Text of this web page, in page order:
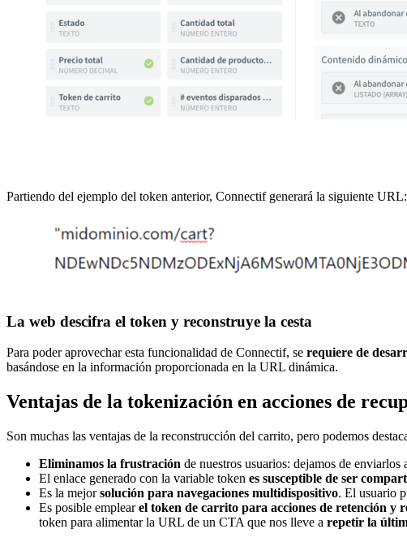
Partiendo del ejemplo del token anterior, Connectif generará la siguiente URL:
La web descifra el token y reconstruye la cesta
Para poder aprovechar esta funcionalidad de Connectif, se requiere de
basándose en la información proporcionada en la URL dinámica.
Ventajas de la tokenización en acciones de
Son muchas las ventajas de la reconstrucción del carrito, pero podemos
Eliminamos la frustración de nuestros usuarios: dejamos de enviarlos
El enlace generado con la variable token es susceptible de ser
Es la mejorsolución para navegaciones multidispositivo. El usuario
Es posible emplearel token de carrito para acciones de retención y
token para alimentar la URL de un CTA que nos lleve a repetir la